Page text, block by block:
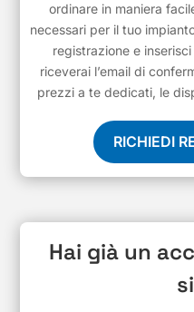
ordinare in maniera
necessari per il tuo
registrazione e
riceverai l’email di
prezzi a te dedicati, le
RICHIEDI
Hai già un